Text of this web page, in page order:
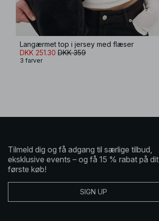
Langærmet top i jersey med flæser
DKK 251.30 DKK 359
3 farver
Tilmeld dig og få adgang til særlige tilbud,
eksklusive events – og få 15 % rabat på dit
første køb!
SIGN UP